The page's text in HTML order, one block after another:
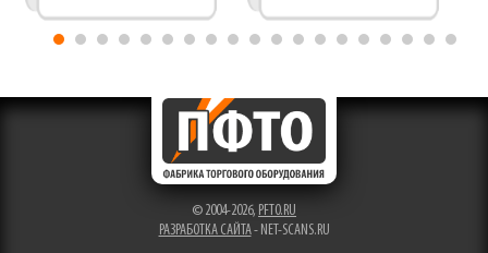
© 2004-2026, PFTO.RU
РАЗРАБОТКА САЙТА- NET-SCANS.RU